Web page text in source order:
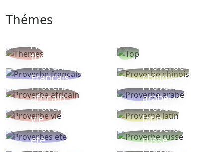
Thémes
Autres
thèmes
Proverbe
Français
Proverbe
chinois
Proverbe
africain
Proverbe
arabe
Proverbe
vie
Proverbe
latin
Proverbes
ete
Proverbe
russe
Proverbe
Proverbe